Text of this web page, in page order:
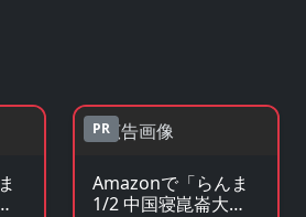
PR
Amazonで「らんま
1/2 中国寝崑崙大決